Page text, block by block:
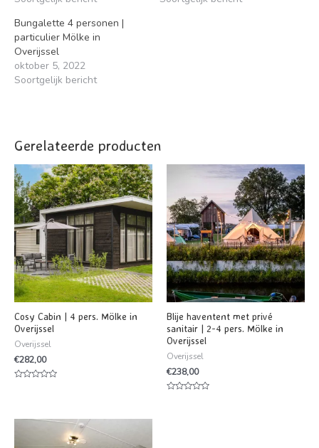
Bungalette 4 personen |
particulier Mölke in
Overijssel
oktober 5, 2022
Soortgelijk bericht
Gerelateerde producten
Cosy Cabin | 4 pers. Mölke in
Overijssel
Overijssel
€282,00
Blije haventent met privé
sanitair | 2-4 pers. Mölke in
Overijssel
Overijssel
€238,00